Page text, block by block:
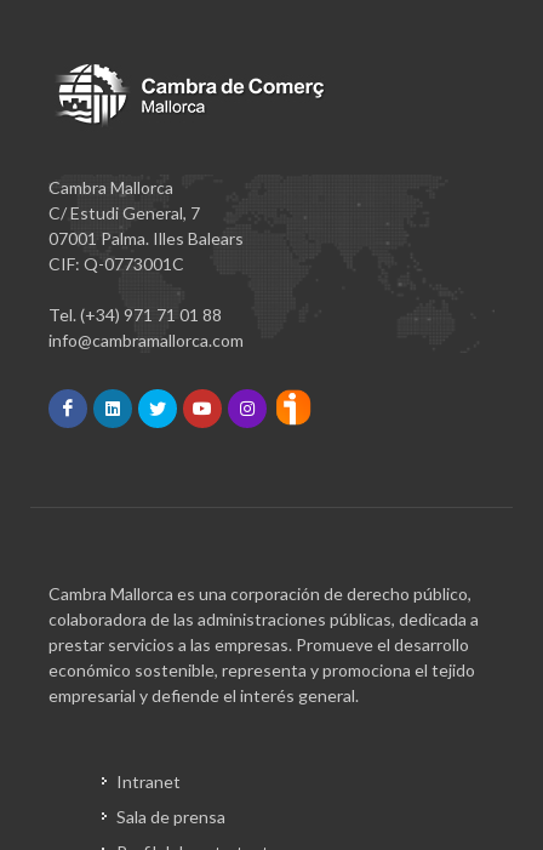
Cambra Mallorca
C/ Estudi General, 7
07001 Palma. Illes Balears
CIF: Q-0773001C
Tel. (+34) 971 71 01 88
info@cambramallorca.com
Cambra Mallorca es una corporación de derecho público,
colaboradora de las administraciones públicas, dedicada a
prestar servicios a las empresas. Promueve el desarrollo
económico sostenible, representa y promociona el tejido
empresarial y defiende el interés general.
Intranet
Sala de prensa